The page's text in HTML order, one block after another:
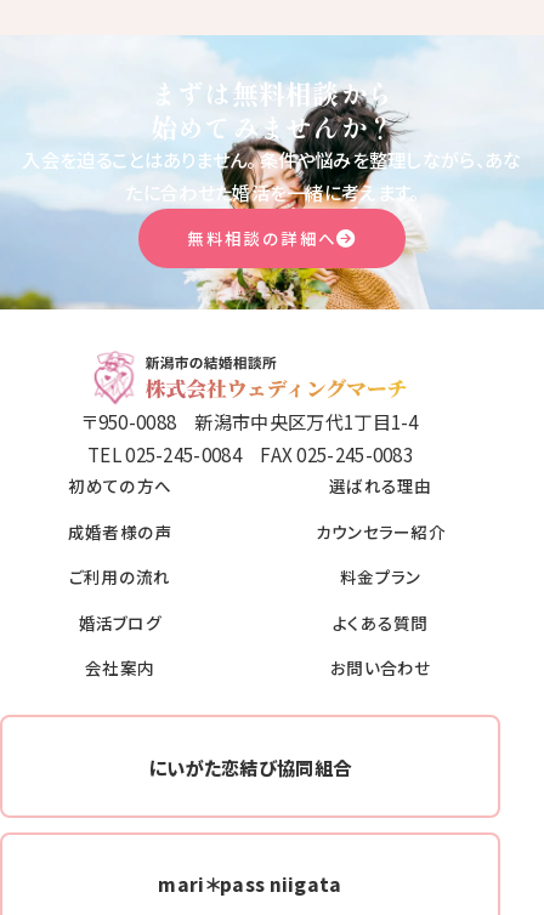
まずは無料相談から
始めてみませんか？
入会を迫ることはありません。条件や悩みを整理しながら、あな
たに合わせた婚活を一緒に考えます。
無料相談の詳細へ
〒950-0088 新潟市中央区万代1丁目1-4
TEL 025-245-0084 FAX 025-245-0083
初めての方へ
選ばれる理由
成婚者様の声
カウンセラー紹介
ご利用の流れ
料金プラン
婚活ブログ
よくある質問
会社案内
お問い合わせ
にいがた恋結び協同組合
mari＊pass niigata